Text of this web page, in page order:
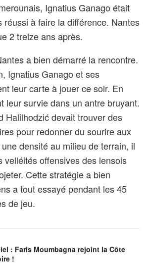
Ignatius Ganago était
réussi à faire la différence. Nantes
2 treize ans après.
a bien démarré la rencontre.
Ignatius Ganago et ses
leur carte à jouer ce soir. En
leur survie dans un antre bruyant.
Halilhodzić devait trouver des
pour redonner du sourire aux
densité au milieu de terrain, il
velléités offensives des lensois
Cette stratégie a bien
a tout essayé pendant les 45
de jeu.
: Faris Moumbagna rejoint la Côte
!